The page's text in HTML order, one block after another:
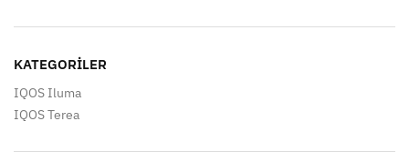
KATEGORILER
IQOS Iluma
IQOS Terea